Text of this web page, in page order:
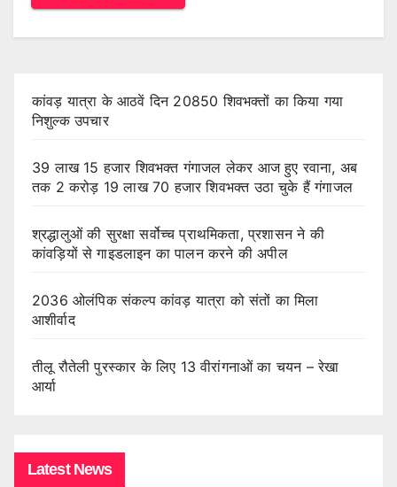
कांवड़ यात्रा के आठवें दिन 20850 शिवभक्तों का किया गया
निशुल्क उपचार
39 लाख 15 हजार शिवभक्त गंगाजल लेकर आज हुए रवाना, अब
तक 2 करोड़ 19 लाख 70 हजार शिवभक्त उठा चुके हैं गंगाजल
श्रद्धालुओं की सुरक्षा सर्वोच्च प्राथमिकता, प्रशासन ने की
कांवड़ियों से गाइडलाइन का पालन करने की अपील
2036 ओलंपिक संकल्प कांवड़ यात्रा को संतों का मिला
आशीर्वाद
तीलू रौतेली पुरस्कार के लिए 13 वीरांगनाओं का चयन – रेखा
आर्या
Latest News